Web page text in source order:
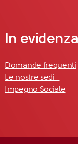
In evidenza
Domande frequenti
Le nostre sedi
Impegno Sociale